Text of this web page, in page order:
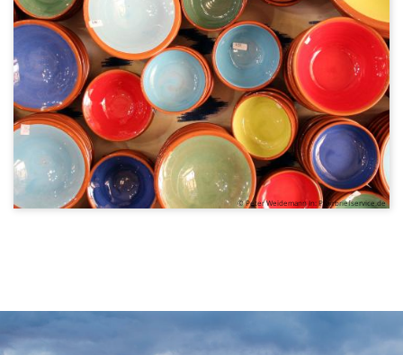
© Peter Weidemann In: Pfarrbriefservice.de